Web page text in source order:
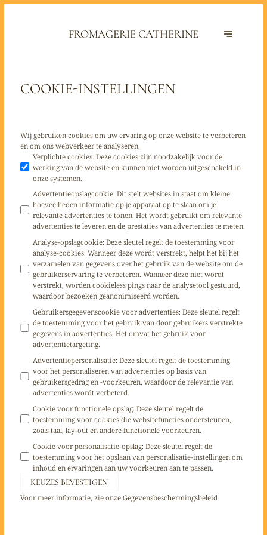
FROMAGERIE CATHERINE
COOKIE-INSTELLINGEN
Wij gebruiken cookies om uw ervaring op onze website te verbeteren
en om ons webverkeer te analyseren.
Verplichte cookies: Deze cookies zijn noodzakelijk voor de
werking van de website en kunnen niet worden uitgeschakeld in
onze systemen.
Advertentieopslagcookie: Dit stelt websites in staat om kleine
hoeveelheden informatie op je apparaat op te slaan om je
relevante advertenties te tonen. Het wordt gebruikt om relevante
advertenties te leveren en de prestaties van advertenties te meten.
Analyse-opslagcookie: Deze sleutel regelt de toestemming voor
analyse-cookies. Wanneer deze wordt verstrekt, helpt het bij het
verzamelen van gegevens over het gebruik van de website om de
gebruikerservaring te verbeteren. Wanneer deze niet wordt
verstrekt, worden cookieless pings naar de analysetool gestuurd,
waardoor bezoeken geanonimiseerd worden.
Gebruikersgegevenscookie voor advertenties: Deze sleutel regelt
de toestemming voor het gebruik van door gebruikers verstrekte
gegevens in advertenties. Het omvat het gebruik voor
advertentietargeting.
Advertentiepersonalisatie: Deze sleutel regelt de toestemming
voor het personaliseren van advertenties op basis van
gebruikersgedrag en -voorkeuren, waardoor de relevantie van
advertenties wordt verbeterd.
Cookie voor functionele opslag: Deze sleutel regelt de
toestemming voor cookies die websitefuncties ondersteunen,
zoals taal, lay-out en andere functionele voorkeuren.
Cookie voor personalisatie-opslag: Deze sleutel regelt de
toestemming voor het opslaan van personalisatie-instellingen om
inhoud en ervaringen aan uw voorkeuren aan te passen.
KEUZES BEVESTIGEN
Voor meer informatie, zie onzeGegevensbeschermingsbeleid